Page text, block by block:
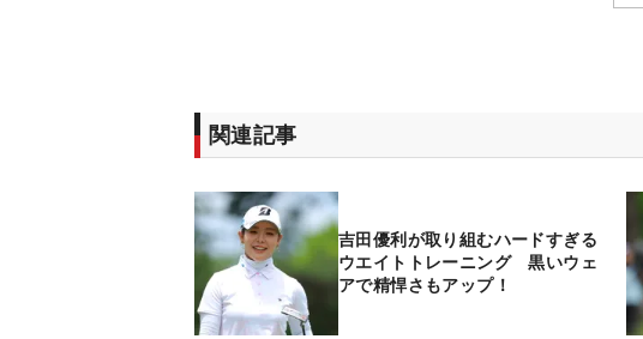
関連記事
吉田優利が取り組むハードすぎる
ウエイトトレーニング 黒いウェ
アで精悍さもアップ！